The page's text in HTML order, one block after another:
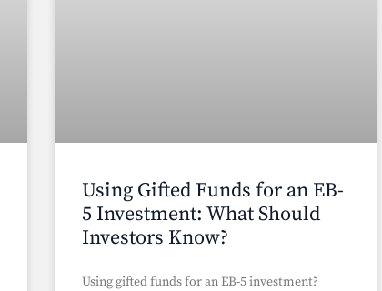
Using Gifted Funds for an EB-
5 Investment: What Should
Investors Know?
Using gifted funds for an EB-5 investment?